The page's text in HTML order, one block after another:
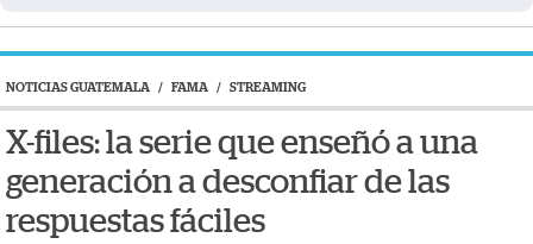
NOTICIAS GUATEMALA / FAMA / STREAMING
X-files: la serie que enseñó a una
generación a desconfiar de las
respuestas fáciles